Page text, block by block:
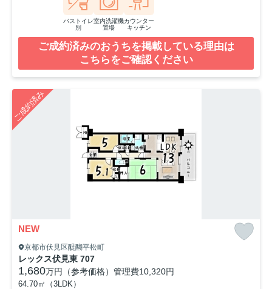
バストイレ
別
室内洗濯機
置場
カウンター
キッチン
ご成約済みのおうちを掲載している理由は
こちらをご確認ください
ご成約済み
NEW
京都市伏見区醍醐平松町
レックス伏見東 707
1,680万円（参考価格） 管理費10,320円
64.70㎡（3LDK）